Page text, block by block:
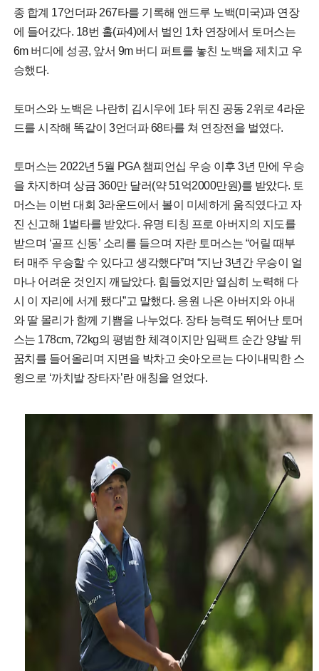
종 합계 17언더파 267타를 기록해 앤드루 노백(미국)과 연장
에 들어갔다. 18번 홀(파4)에서 벌인 1차 연장에서 토머스는
6m 버디에 성공, 앞서 9m 버디 퍼트를 놓친 노백을 제치고 우
승했다.
토머스와 노백은 나란히 김시우에 1타 뒤진 공동 2위로 4라운
드를 시작해 똑같이 3언더파 68타를 쳐 연장전을 벌였다.
토머스는 2022년 5월 PGA 챔피언십 우승 이후 3년 만에 우승
을 차지하며 상금 360만 달러(약 51억2000만원)를 받았다. 토
머스는 이번 대회 3라운드에서 볼이 미세하게 움직였다고 자
진 신고해 1벌타를 받았다. 유명 티칭 프로 아버지의 지도를
받으며 ‘골프 신동’ 소리를 들으며 자란 토머스는 “어릴 때부
터 매주 우승할 수 있다고 생각했다”며 “지난 3년간 우승이 얼
마나 어려운 것인지 깨달았다. 힘들었지만 열심히 노력해 다
시 이 자리에 서게 됐다”고 말했다. 응원 나온 아버지와 아내
와 딸 몰리가 함께 기쁨을 나누었다. 장타 능력도 뛰어난 토머
스는 178cm, 72kg의 평범한 체격이지만 임팩트 순간 양발 뒤
꿈치를 들어올리며 지면을 박차고 솟아오르는 다이내믹한 스
윙으로 ‘까치발 장타자’란 애칭을 얻었다.